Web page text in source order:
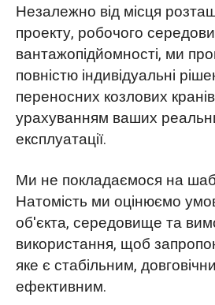
Незалежно від місця
проекту, робочого
вантажопідйомності, ми
повністю індивідуальні
переносних козлових
урахуванням ваших
експлуатації.
Ми не покладаємося на
Натомість ми оцінюємо
об'єкта, середовище та
використання, щоб
яке є стабільним,
ефективним.